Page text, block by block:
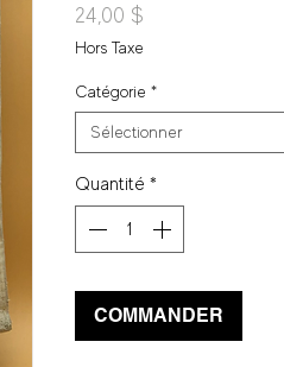
24,00 $
Hors Taxe
Catégorie *
Sélectionner
Quantité *
COMMANDER